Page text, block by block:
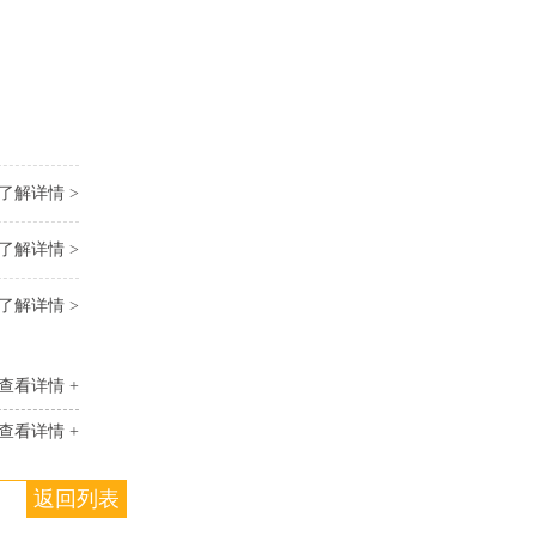
了解详情 >
了解详情 >
了解详情 >
看详情 +
看详情 +
返回列表